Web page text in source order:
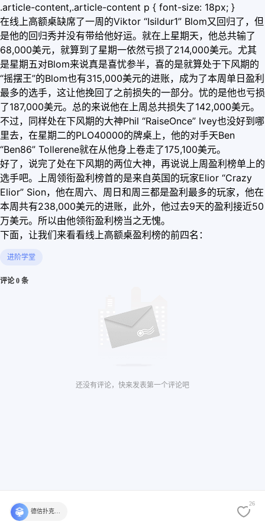
.article-content,.article-content p { font-size: 18px; }
在线上高额桌缺席了一周的Viktor “Isildur1” Blom又回归了，但
是他的回归秀并没有带给他好运。就在上星期天，他总共输了
68,000美元，就算到了星期一依然亏损了214,000美元。尤其
是星期五对Blom来说真是喜忧参半，喜的是就算处于下风期的
“摇摆王”的Blom也有315,000美元的进账，成为了本周单日盈利
最多的选手，这让他挽回了之前损失的一部分。忧的是他也亏损
了187,000美元。总的来说他在上周总共损失了142,000美元。
不过，同样处在下风期的大神Phil “RaiseOnce” Ivey也没好到哪
里去，在星期二的PLO40000的牌桌上，他的对手天Ben
“Ben86” Tollerene就在从他身上卷走了175,100美元。
好了，说完了处在下风期的两位大神，再说说上周盈利榜单上的
选手吧。上周领衔盈利榜首的是来自英国的玩家Elior “Crazy
Elior” Sion，他在周六、周日和周三都是盈利最多的玩家，他在
本周共有238,000美元的进账，此外，他过去9天的盈利接近50
万美元。所以由他领衔盈利榜当之无愧。
下面，让我们来看看线上高额桌盈利榜的前四名：
进阶学堂
评论 0 条
还没有评论，快来发表第一个评论吧
26